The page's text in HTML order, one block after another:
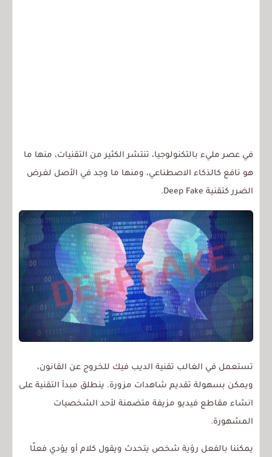
في عصر مليء بالتكنولوجيا، تنتشر الكثير من التقنيات، منها ما
هو نافع كالذكاء الاصطناعي، ومنها ما وجد في الأصل لغرض
الضرر كتقنية Deep Fake.
تستعمل في الغالب تقنية الديب فيك للخروج عن القانون،
ويمكن بسهولة تقديم شاهدات مزورة. ينطلق مبدأ التقنية على
انشاء مقاطع فيديو مزيفة متضمنة لأحد الشخصيات
المشهورة.
يمكننا بالفعل رؤية شخص يتحدث ويقول كلام أو يؤدي فعلًا